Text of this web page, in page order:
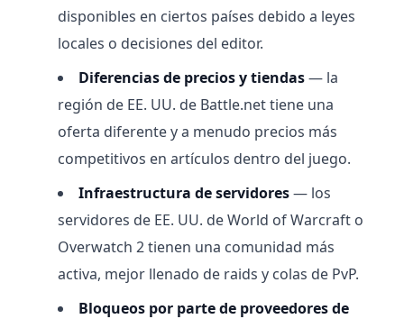
disponibles en ciertos países debido a leyes
locales o decisiones del editor.
Diferencias de precios y tiendas— la
región de EE. UU. de Battle.net tiene una
oferta diferente y a menudo precios más
competitivos en artículos dentro del juego.
Infraestructura de servidores— los
servidores de EE. UU. de World of Warcraft o
Overwatch 2 tienen una comunidad más
activa, mejor llenado de raids y colas de PvP.
Bloqueos por parte de proveedores de